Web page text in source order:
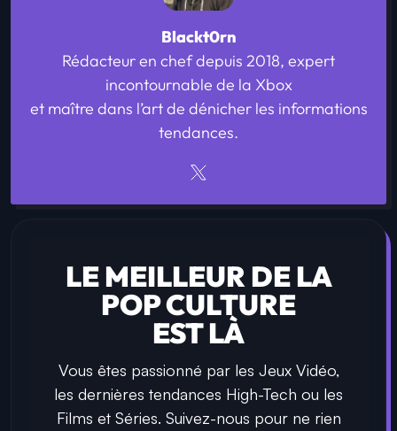
Blackt0rn
Rédacteur en chef depuis 2018, expert
incontournable de la Xbox
et maître dans l’art de dénicher les informations
tendances.
LE MEILLEUR DE LA
POP CULTURE
EST LÀ
Vous êtes passionné par les Jeux Vidéo,
les dernières tendances High-Tech ou les
Films et Séries. Suivez-nous pour ne rien